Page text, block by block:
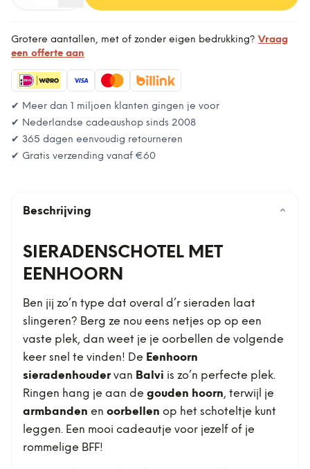
Grotere aantallen, met of zonder eigen bedrukking? Vraag
een offerte aan
✔ Meer dan 1 miljoen klanten gingen je voor
✔ Nederlandse cadeaushop sinds 2008
✔ 365 dagen eenvoudig retourneren
✔ Gratis verzending vanaf €60
Beschrijving ⌄
SIERADENSCHOTEL MET
EENHOORN
Ben jij zo’n type dat overal d’r sieraden laat
slingeren? Berg ze nou eens netjes op op een
vaste plek, dan weet je je oorbellen de volgende
keer snel te vinden! De Eenhoorn
sieradenhoudervan Balvi is zo’n perfecte plek.
Ringen hang je aan de gouden hoorn, terwijl je
armbanden en oorbellen op het schoteltje kunt
leggen. Een mooi cadeautje voor jezelf of je
rommelige BFF!